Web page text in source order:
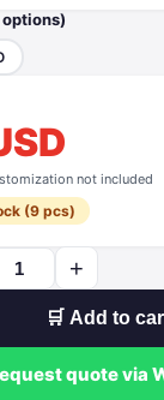
not included
(9 pcs)
+
🛒 Add to
quote via